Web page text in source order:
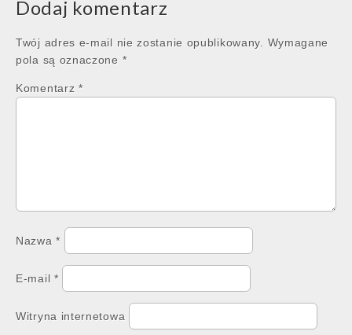
Dodaj komentarz
Twój adres e-mail nie zostanie opublikowany.
Wymagane
pola są oznaczone *
Komentarz *
Nazwa*
E-mail *
Witryna internetowa